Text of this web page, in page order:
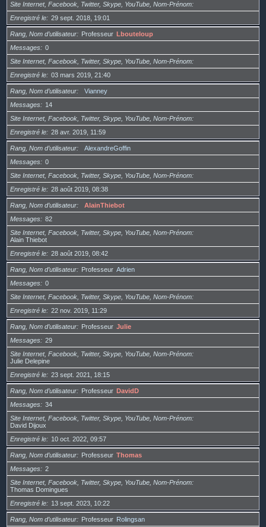
Site Internet, Facebook, Twitter, Skype, YouTube, Nom-Prénom
Enregistré le
29 sept. 2018, 19:01
Rang, Nom d’utilisateur Professeur Lbouteloup
Messages
0
Site Internet, Facebook, Twitter, Skype, YouTube, Nom-Prénom
Enregistré le
03 mars 2019, 21:40
Rang, Nom d’utilisateur
Vianney
Messages
14
Site Internet, Facebook, Twitter, Skype, YouTube, Nom-Prénom
Enregistré le
28 avr. 2019, 11:59
Rang, Nom d’utilisateur
AlexandreGoffin
Messages
0
Site Internet, Facebook, Twitter, Skype, YouTube, Nom-Prénom
Enregistré le
28 août 2019, 08:38
Rang, Nom d’utilisateur
AlainThiebot
Messages
82
Site Internet, Facebook, Twitter, Skype, YouTube, Nom-Prénom
Alain Thiebot
Enregistré le
28 août 2019, 08:42
Rang, Nom d’utilisateur Professeur Adrien
Messages
0
Site Internet, Facebook, Twitter, Skype, YouTube, Nom-Prénom
Enregistré le
22 nov. 2019, 11:29
Rang, Nom d’utilisateur Professeur Julie
Messages
29
Site Internet, Facebook, Twitter, Skype, YouTube, Nom-Prénom
Julie Delepine
Enregistré le
23 sept. 2021, 18:15
Rang, Nom d’utilisateur Professeur DavidD
Messages
34
Site Internet, Facebook, Twitter, Skype, YouTube, Nom-Prénom
David Dijoux
Enregistré le
10 oct. 2022, 09:57
Rang, Nom d’utilisateur Professeur Thomas
Messages
2
Site Internet, Facebook, Twitter, Skype, YouTube, Nom-Prénom
Thomas Domingues
Enregistré le
13 sept. 2023, 10:22
Rang, Nom d’utilisateur Professeur Rolingsan